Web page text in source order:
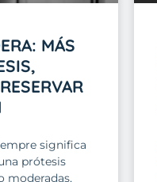
MÁS
significa
prótesis
moderadas,